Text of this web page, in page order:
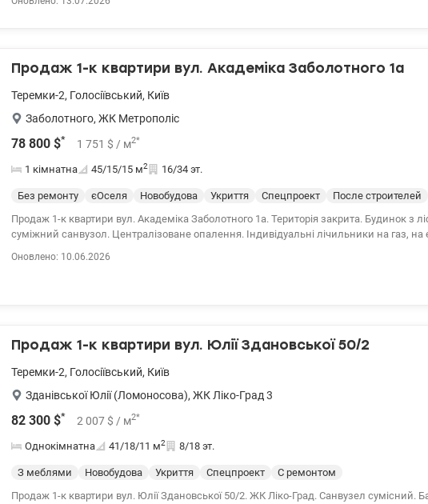
107 000 у.о. 0992319718 Аліна valion.ua/1149529
Продаж 1-к квартири вул. Академіка Заболотного 1а
Теремки-2, Голосіївський, Київ
Заболотного, ЖК Метрополіс
78 800 $* 1 751 $ / м2*
1 кімнатна 45/15/15 м2 16/34 эт.
Без ремонту єОселя Новобудова Укриття Спецпроект
После строителей
Продаж 1-к квартири вул. Академіка Заболотного 1а. Територія закрита. Будинок з
суміжний санвузол. Централізоване опалення. Індивідуальні лічильники на газ, на електрику. 044 200
Оновлено: 10.06.2026
Продаж 1-к квартири вул. Юлії Здановської 50/2
Теремки-2, Голосіївський, Київ
Зданівської Юлії (Ломоносова), ЖК Ліко-Град 3
82 300 $* 2 007 $ / м2*
Однокімнатна 41/18/11 м2 8/18 эт.
З меблями Новобудова Укриття Спецпроект
С ремонтом
Продаж 1-к квартири вул. Юлії Здановської 50/2. ЖК Ліко-Град. Санвузел сумісний.